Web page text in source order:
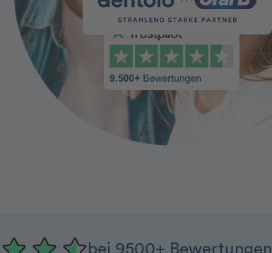
bei 9500+ Bewertungen